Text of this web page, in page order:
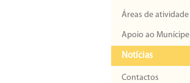
Áreas de atividade
Apoio ao Munícipe
Notícias
Contactos